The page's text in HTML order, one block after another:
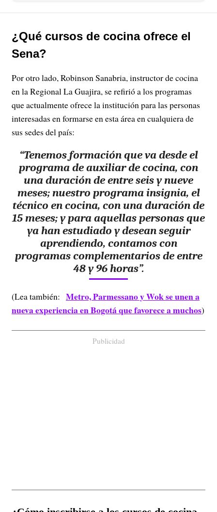
¿Qué cursos de cocina ofrece el
Sena?
Por otro lado, Robinson Sanabria, instructor de cocina
en la Regional La Guajira, se refirió a los programas
que actualmente ofrece la institución para las personas
interesadas en formarse en esta área en cualquiera de
sus sedes del país:
“Tenemos formación que va desde el
programa de auxiliar de cocina, con
una duración de entre seis y nueve
meses; nuestro programa insignia, el
técnico en cocina, con una duración de
15 meses; y para aquellas personas que
ya han estudiado y desean seguir
aprendiendo, contamos con
programas complementarios de entre
48 y 96 horas”.
(Lea también: Metro, Parmessano y Wok se unen a
nueva experiencia en Bogotá que favorece a muchos)
Publicidad